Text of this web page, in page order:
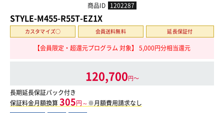
商品ID 1202287
STYLE-M455-R55T-EZ1X
カスタマイズ○ 会員送料無料 延長保証付
【会員限定・超還元プログラム 対象】 5,000円分相当還元
120,700円〜
長期延長保証パック付き
保証料金月額換算305円～※月額費用請求なし